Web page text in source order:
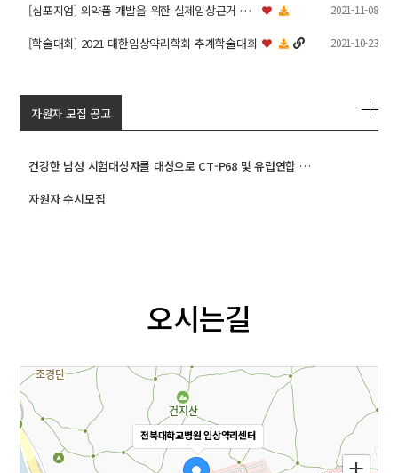
[심포지엄] 의약품 개발을 위한 실제임상근거 활용 심포지움 2021-11-08
[학술대회] 2021 대한임상약리학회 추계학술대회 2021-10-23
자원자 모집 공고
건강한 남성 시험대상자를 대상으로 CT-P68 및 유럽연합 승인 트렘피어의 약동학, 안전성 및 면역원성을 비…
자원자 수시모집
오시는길
전북대학교병원 임상약리센터